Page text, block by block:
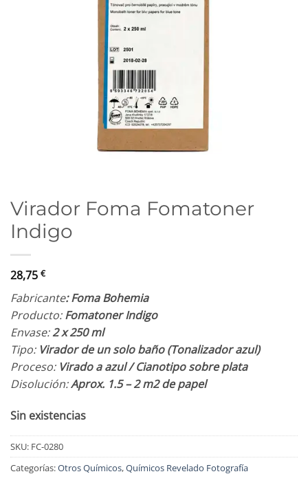
Virador Foma Fomatoner
Indigo
28,75 €
Fabricante: Foma Bohemia
Producto:Fomatoner Indigo
Envase:2 x 250 ml
Tipo:Virador de un solo baño (Tonalizador azul)
Proceso: Virado a azul / Cianotipo sobre plata
Disolución:Aprox. 1.5 – 2m2de papel
Sin existencias
SKU: FC-0280
Categorías:Otros Químicos,Químicos Revelado Fotografía